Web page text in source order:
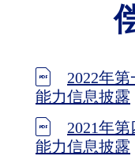
2022年
能力信息披露
2021年
能力信息披露